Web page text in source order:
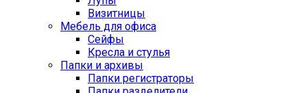
Визитницы
Мебель для офиса
Сейфы
Кресла и стулья
Папки и архивы
Папки регистраторы